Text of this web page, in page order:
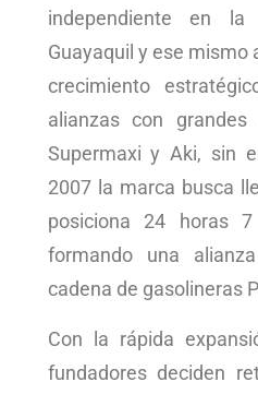
independiente en
Guayaquil y ese mismo
crecimiento
alianzas con
Supermaxi y Aki, sin
2007 la marca busca
posiciona 24 horas
formando una
cadena de gasolineras
Con la rápida
fundadores deciden